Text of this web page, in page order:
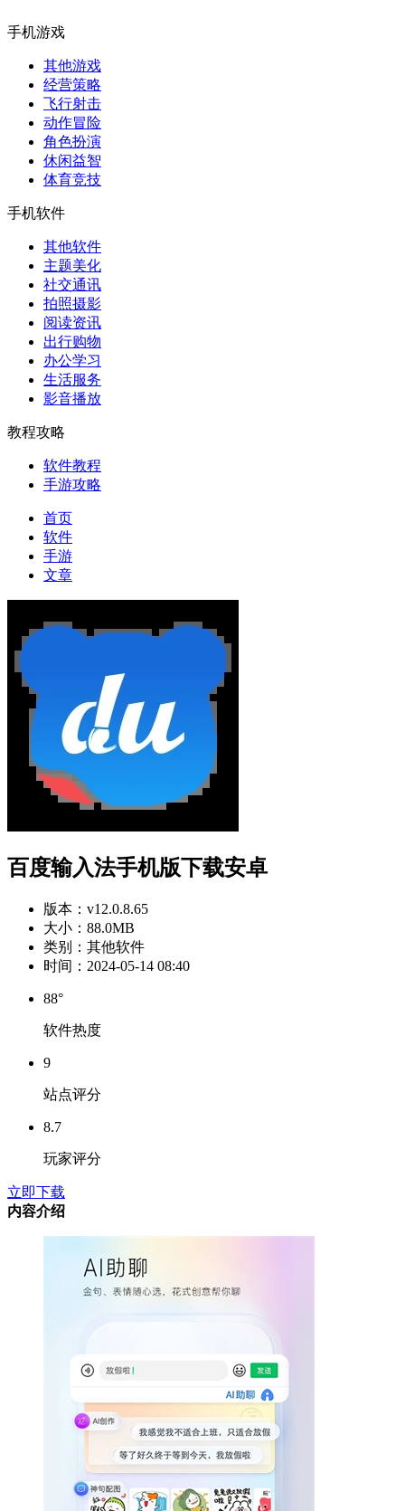
手机游戏
其他游戏
经营策略
飞行射击
动作冒险
角色扮演
休闲益智
体育竞技
手机软件
其他软件
主题美化
社交通讯
拍照摄影
阅读资讯
出行购物
办公学习
生活服务
影音播放
教程攻略
软件教程
手游攻略
首页
软件
手游
文章
百度输入法手机版下载安卓
版本： v12.0.8.65
大小： 88.0MB
类别： 其他软件
时间： 2024-05-14 08:40
88°
软件热度
9
站点评分
8.7
玩家评分
立即下载
内容介绍